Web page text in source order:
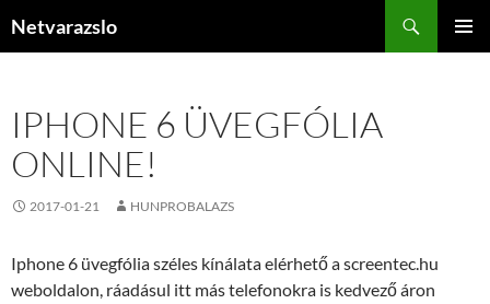
Netvarazslo
IPHONE 6 ÜVEGFÓLIA
ONLINE!
2017-01-21 HUNPROBALAZS
Iphone 6 üvegfólia széles kínálata elérhető a screentec.hu
weboldalon, ráadásul itt más telefonokra is kedvező áron